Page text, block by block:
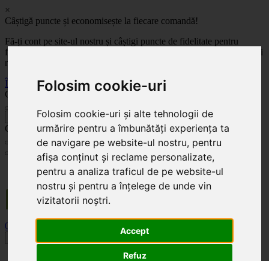
Folosim cookie-uri
Folosim cookie-uri și alte tehnologii de
urmărire pentru a îmbunătăți experiența ta
de navigare pe website-ul nostru, pentru
afișa conținut și reclame personalizate,
pentru a analiza traficul de pe website-ul
nostru și pentru a înțelege de unde vin
vizitatorii noștri.
Accept
Refuz
×
Câștigă puncte și economisește la fiecare comandă!
Fă-ți cont pe site-ul nostru și câștigi puncte de fidelitate pentru
fiecare comandă! Cu cât comanzi mai mult, cu atât economisești mai
mult!
Înregistrează-te acum
Celoplast
Celoplast
Transportul este GRATUIT pentru comenzile mai mari de 350 Lei. Comanda minimă în
valoare de 100 Lei. Expediere în 1 - 2 zile lucrătoare.
0